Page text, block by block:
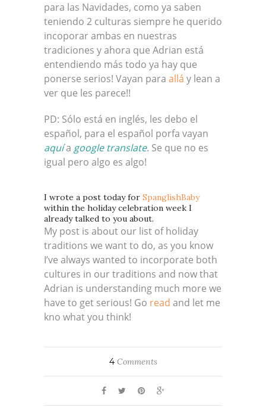
para las Navidades, como ya saben
teniendo 2 culturas siempre he querido
incoporar ambas en nuestras
tradiciones y ahora que Adrian está
entendiendo más todo ya hay que
ponerse serios! Vayan para allá y lean a
ver que les parece!!
PD: Sólo está en inglés, les debo el
español, para el español porfa vayan
aquía google translate. Se que no es
igual pero algo es algo!
I wrote a post today for SpanglishBaby
within the holiday celebration week I
already talked to you about.
My post is about our list of holiday
traditions we want to do, as you know
I’ve always wanted to incorporate both
cultures in our traditions and now that
Adrian is understanding much more we
have to get serious! Go read and let me
kno what you think!
4Comments